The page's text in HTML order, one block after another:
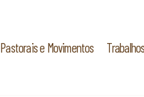
Pastorais e Movimentos